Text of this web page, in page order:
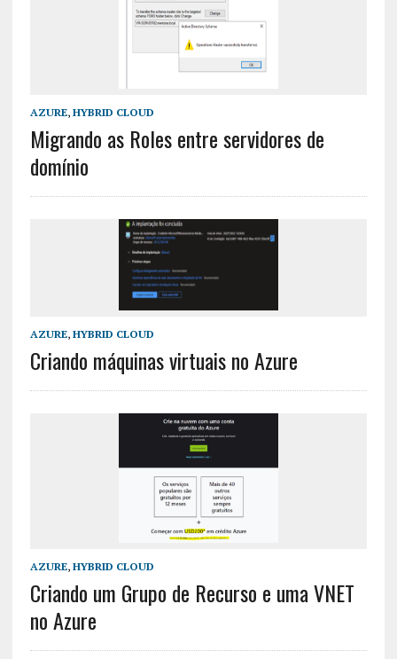
AZURE, HYBRID CLOUD
Migrando as Roles entre servidores de
domínio
AZURE, HYBRID CLOUD
Criando máquinas virtuais no Azure
AZURE, HYBRID CLOUD
Criando um Grupo de Recurso e uma VNET
no Azure